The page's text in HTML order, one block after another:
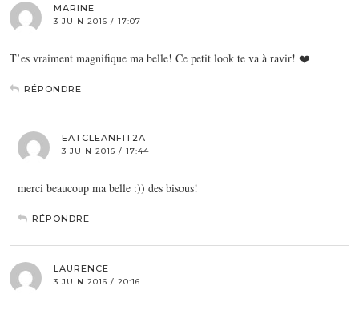
MARINE
3 JUIN 2016 / 17:07
T’es vraiment magnifique ma belle! Ce petit look te va à ravir! ❤️
RÉPONDRE
EATCLEANFIT2A
3 JUIN 2016 / 17:44
merci beaucoup ma belle :)) des bisous!
RÉPONDRE
LAURENCE
3 JUIN 2016 / 20:16